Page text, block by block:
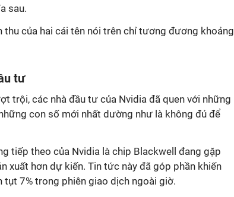
sau.
thu của hai cái tên nói trên chỉ tương đương khoảng
tư
trội, các nhà đầu tư của Nvidia đã quen với những
con số mới nhất dường như là không đủ để
tiếp theo của Nvidia là chip Blackwell đang gặp
xuất hơn dự kiến. Tin tức này đã góp phần khiến
tụt 7% trong phiên giao dịch ngoài giờ.